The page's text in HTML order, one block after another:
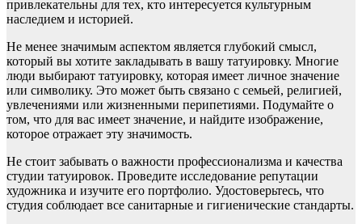
привлекательны для тех, кто интересуется культурным
наследием и историей.
Не менее значимым аспектом является глубокий смысл,
который вы хотите закладывать в вашу татуировку. Многие
люди выбирают татуировку, которая имеет личное значение
или символику. Это может быть связано с семьей, религией,
увлечениями или жизненными перипетиями. Подумайте о
том, что для вас имеет значение, и найдите изображение,
которое отражает эту значимость.
Не стоит забывать о важности профессионализма и качества
студии татуировок. Проведите исследование репутации
художника и изучите его портфолио. Удостоверьтесь, что
студия соблюдает все санитарные и гигиенические стандарты.